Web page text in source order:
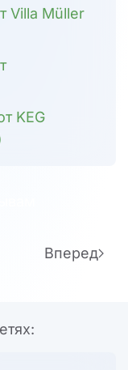
Villa Müller
KEG
Вперед